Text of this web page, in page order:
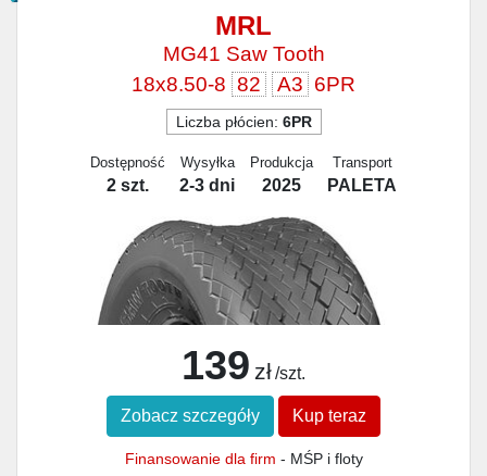
MRL
MG41 Saw Tooth
18x8.50-8 82 A3 6PR
Liczba płócien: 6PR
Dostępność
2 szt.
Wysyłka
2-3 dni
Produkcja
2025
Transport
PALETA
139 zł /szt.
Zobacz szczegóły Kup teraz
Finansowanie dla firm - MŚP i floty